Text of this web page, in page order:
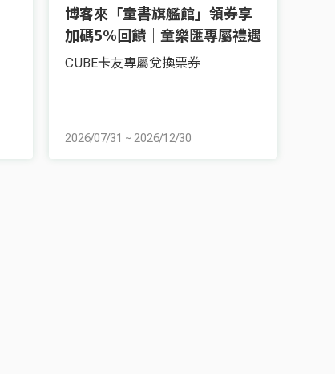
博客來「童書旗艦館」領券享
加碼5%回饋｜童樂匯專屬禮遇
CUBE卡友專屬兌換票券
2026/07/31 ~ 2026/12/30